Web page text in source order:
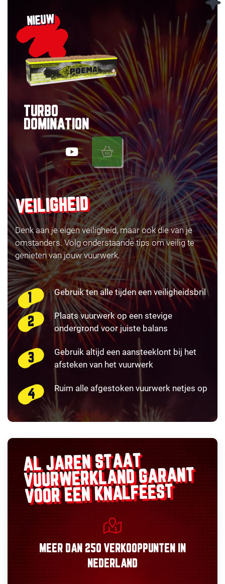
NIEUW
TURBO
DOMINATION
VEILIGHEID
Denk aan je eigen veiligheid, maar ook die van je
omstanders. Volg onderstaande tips om veilig te
genieten van jouw vuurwerk.
Gebruik ten alle tijden een veiligheidsbril
Plaats vuurwerk op een stevige
ondergrond voor juiste balans
Gebruik altijd een aansteeklont bij het
afsteken van het vuurwerk
Ruim alle afgestoken vuurwerk netjes op
AL JAREN STAAT
VUURWERKLANDGARANT
VOOR EEN KNALFEEST
MEER DAN 250 VERKOOPPUNTEN
IN
NEDERLAND